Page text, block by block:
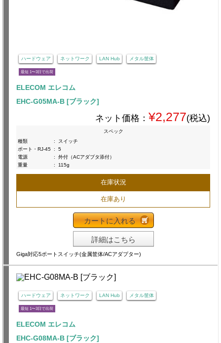
ハードウェア ネットワーク LAN Hub メタル筐体
最短 1〜3日で出荷
ELECOM エレコム
EHC-G05MA-B [ブラック]
ネット価格： ¥2,277(税込)
スペック
種類
:
スイッチ
ポート・RJ-45 :
5
電源
:
外付（ACアダプタ添付）
重量
: 115g
在庫状況
在庫あり
カートに入れる
詳細はこちら
Giga対応5ポートスイッチ(金属筐体/ACアダプター)
ハードウェア ネットワーク LAN Hub メタル筐体
最短 1〜3日で出荷
ELECOM エレコム
EHC-G08MA-B [ブラック]